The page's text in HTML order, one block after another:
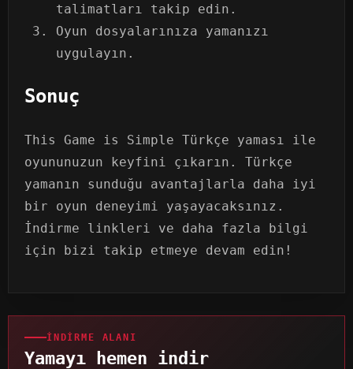
talimatları takip edin.
Oyun dosyalarınıza yamanızı
uygulayın.
Sonuç
This Game is Simple Türkçe yaması ile
oyununuzun keyfini çıkarın. Türkçe
yamanın sunduğu avantajlarla daha iyi
bir oyun deneyimi yaşayacaksınız.
İndirme linkleri ve daha fazla bilgi
için bizi takip etmeye devam edin!
İNDIRME ALANI
Yamayı hemen indir